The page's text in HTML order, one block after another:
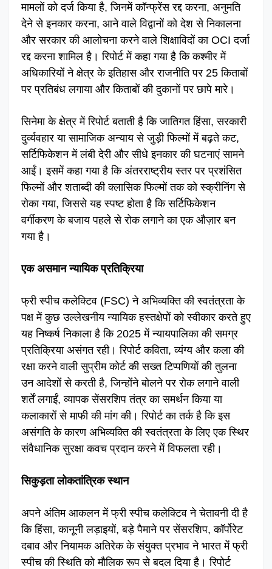
मामलों को दर्ज किया है, जिनमें कॉन्फ्रेंस रद्द करना, अनुमति
देने से इनकार करना, आने वाले विद्वानों को देश से निकालना
और सरकार की आलोचना करने वाले शिक्षाविदों का OCI दर्जा
रद्द करना शामिल है। रिपोर्ट में कहा गया है कि कश्मीर में
अधिकारियों ने क्षेत्र के इतिहास और राजनीति पर 25 किताबों
पर प्रतिबंध लगाया और किताबों की दुकानों पर छापे मारे।
सिनेमा के क्षेत्र में रिपोर्ट बताती है कि जातिगत हिंसा, सरकारी
दुर्व्यवहार या सामाजिक अन्याय से जुड़ी फिल्मों में बढ़ते कट,
सर्टिफिकेशन में लंबी देरी और सीधे इनकार की घटनाएं सामने
आईं। इसमें कहा गया है कि अंतरराष्ट्रीय स्तर पर प्रशंसित
फिल्मों और शताब्दी की क्लासिक फिल्मों तक को स्क्रीनिंग से
रोका गया, जिससे यह स्पष्ट होता है कि सर्टिफिकेशन
वर्गीकरण के बजाय पहले से रोक लगाने का एक औज़ार बन
गया है।
एक असमान न्यायिक प्रतिक्रिया
फ्री स्पीच कलेक्टिव (FSC) ने अभिव्यक्ति की स्वतंत्रता के
पक्ष में कुछ उल्लेखनीय न्यायिक हस्तक्षेपों को स्वीकार करते हुए
यह निष्कर्ष निकाला है कि 2025 में न्यायपालिका की समग्र
प्रतिक्रिया असंगत रही। रिपोर्ट कविता, व्यंग्य और कला की
रक्षा करने वाली सुप्रीम कोर्ट की सख्त टिप्पणियों की तुलना
उन आदेशों से करती है, जिन्होंने बोलने पर रोक लगाने वाली
शर्तें लगाईं, व्यापक सेंसरशिप तंत्र का समर्थन किया या
कलाकारों से माफी की मांग की। रिपोर्ट का तर्क है कि इस
असंगति के कारण अभिव्यक्ति की स्वतंत्रता के लिए एक स्थिर
संवैधानिक सुरक्षा कवच प्रदान करने में विफलता रही।
सिकुड़ता लोकतांत्रिक स्थान
अपने अंतिम आकलन में फ्री स्पीच कलेक्टिव ने चेतावनी दी है
कि हिंसा, कानूनी लड़ाइयों, बड़े पैमाने पर सेंसरशिप, कॉर्पोरेट
दबाव और नियामक अतिरेक के संयुक्त प्रभाव ने भारत में फ्री
स्पीच की स्थिति को मौलिक रूप से बदल दिया है। रिपोर्ट